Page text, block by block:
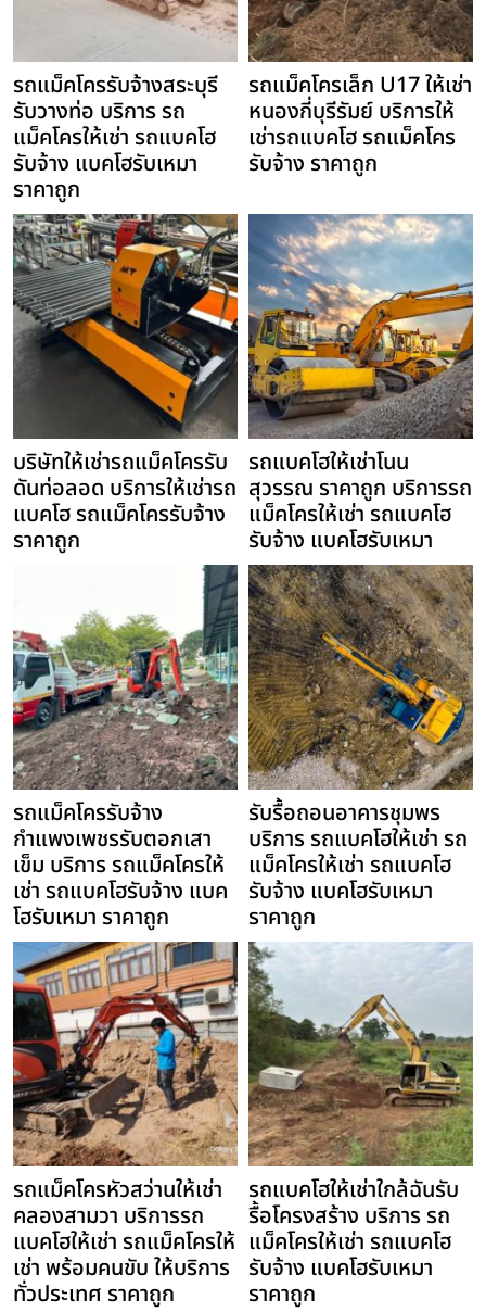
รถแม็คโครรับจ้างสระบุรี
รับวางท่อ บริการ รถ
แม็คโครให้เช่า รถแบคโฮ
รับจ้าง แบคโฮรับเหมา
ราคาถูก
รถแม็คโครเล็ก U17 ให้เช่า
หนองกี่บุรีรัมย์ บริการให้
เช่ารถแบคโฮ รถแม็คโคร
รับจ้าง ราคาถูก
บริษัทให้เช่ารถแม็คโครรับ
ดันท่อลอด บริการให้เช่ารถ
แบคโฮ รถแม็คโครรับจ้าง
ราคาถูก
รถแบคโฮให้เช่าโนน
สุวรรณ ราคาถูก บริการรถ
แม็คโครให้เช่า รถแบคโฮ
รับจ้าง แบคโฮรับเหมา
รถแม็คโครรับจ้าง
กำแพงเพชรรับตอกเสา
เข็ม บริการ รถแม็คโครให้
เช่า รถแบคโฮรับจ้าง แบค
โฮรับเหมา ราคาถูก
รับรื้อถอนอาคารชุมพร
บริการ รถแบคโฮให้เช่า รถ
แม็คโครให้เช่า รถแบคโฮ
รับจ้าง แบคโฮรับเหมา
ราคาถูก
รถแม็คโครหัวสว่านให้เช่า
คลองสามวา บริการรถ
แบคโฮให้เช่า รถแม็คโครให้
เช่า พร้อมคนขับ ให้บริการ
ทั่วประเทศ ราคาถูก
รถแบคโฮให้เช่าใกล้ฉันรับ
รื้อโครงสร้าง บริการ รถ
แม็คโครให้เช่า รถแบคโฮ
รับจ้าง แบคโฮรับเหมา
ราคาถูก